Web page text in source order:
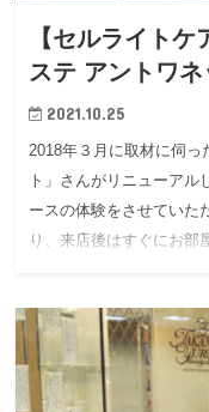
【セルライト
ステ アントワ
2021.10.25
2018年３月に取材に伺っ
ト」さんがリニューアル
ースの体験をさせていた
り、来店後はすぐにお部